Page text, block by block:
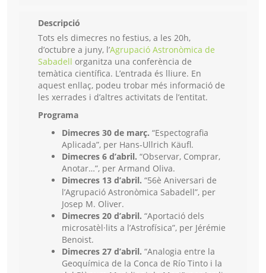
Descripció
Tots els dimecres no festius, a les 20h,
d’octubre a juny, l’Agrupació Astronòmica de
Sabadell organitza una conferència de
temàtica científica. L’entrada és lliure. En
aquest enllaç, podeu trobar més informació de
les xerrades i d’altres activitats de l’entitat.
Programa
Dimecres 30 de març. “Espectografia
Aplicada”, per Hans-Ullrich Käufl.
Dimecres 6 d’abril. “Observar, Comprar,
Anotar…”, per Armand Oliva.
Dimecres 13 d’abril. “56è Aniversari de
l’Agrupació Astronòmica Sabadell”, per
Josep M. Oliver.
Dimecres 20 d’abril. “Aportació dels
microsatèl·lits a l’Astrofísica”, per Jérémie
Benoist.
Dimecres 27 d’abril. “Analogia entre la
Geoquímica de la Conca de Río Tinto i la